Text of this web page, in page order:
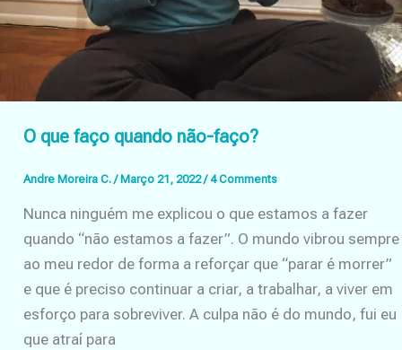
O que faço quando não-faço?
Andre Moreira C. /Março 21, 2022/4 Comments
Nunca ninguém me explicou o que estamos a fazer
quando “não estamos a fazer”. O mundo vibrou sempre
ao meu redor de forma a reforçar que “parar é morrer”
e que é preciso continuar a criar, a trabalhar, a viver em
esforço para sobreviver. A culpa não é do mundo, fui eu
que atraí para